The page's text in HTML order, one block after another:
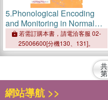
5.Phonological Encoding
and Monitoring in Normal
and Pathological Speech
若需訂購本書，請電洽客服 02-
25006600[分機130、131]。
共
第
網站導航 >>